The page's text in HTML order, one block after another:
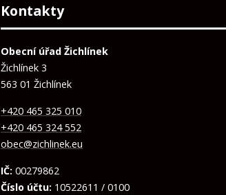
Kontakty
Obecní úřad Žichlínek
Žichlínek 3
563 01 Žichlínek
+420 465 325 010
+420 465 324 552
obec@zichlinek.eu
IČ: 00279862
Číslo účtu: 10522611 / 0100